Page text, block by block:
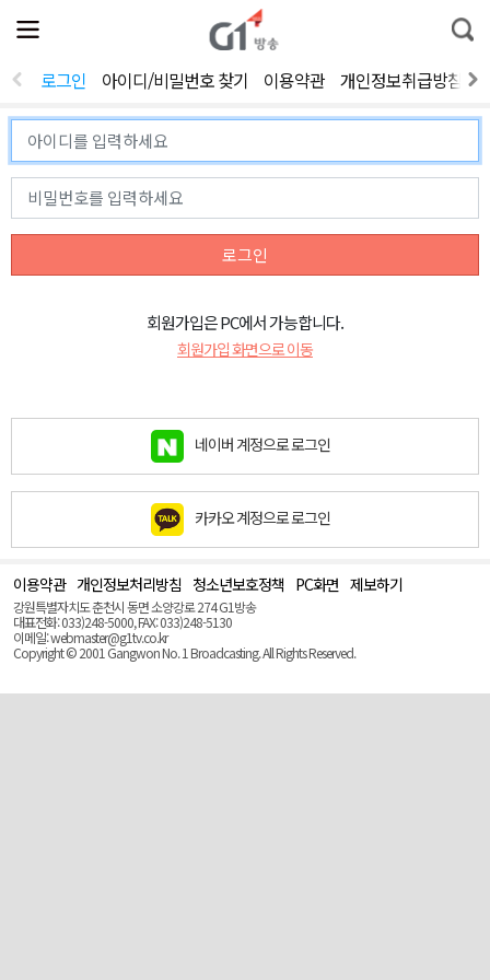
전
체
뉴
열
통
합
색
로그인 아이디/비밀번호 찾기 이용약관 개인정보취급방침
로그인
회원가입은 PC에서 가능합니다.
회원가입 화면으로 이동
네이버 계정으로 로그인
카카오 계정으로 로그인
이용약관 개인정보처리방침 청소년보호정책 PC화면 제보하기
강원특별자치도 춘천시 동면 소양강로 274 G1방송
대표전화: 033)248-5000, FAX: 033)248-5130
이메일: webmaster@g1tv.co.kr
Copyright © 2001 Gangwon No. 1 Broadcasting. All Rights Reserved.